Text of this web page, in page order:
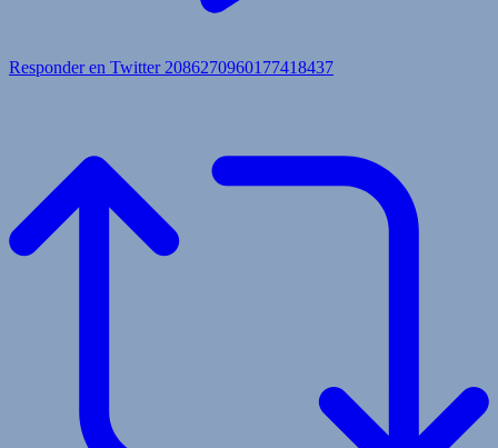
Responder en Twitter 2086270960177418437